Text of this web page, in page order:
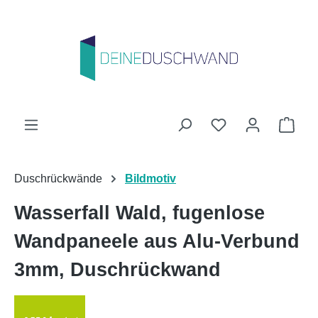
Du hast 0
Duschrückwände Bildmotiv
Wasserfall Wald, fugenlose
Wandpaneele aus Alu-Verbund
3mm, Duschrückwand